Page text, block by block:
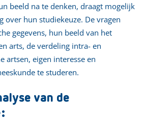
beeld na te denken, draagt mogelijk
over hun studiekeuze. De vragen
gegevens, hun beeld van het
arts, de verdeling intra- en
artsen, eigen interesse en
te studeren.
van de